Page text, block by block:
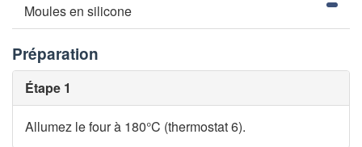
Moules en silicone
Préparation
Étape 1
Allumez le four à 180°C (thermostat 6).